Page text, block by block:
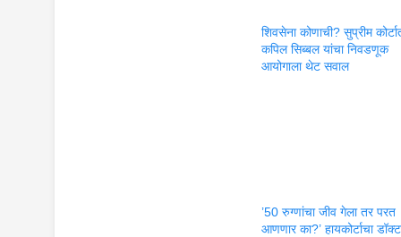
शिवसेना कोणाची? सुप्रीम
कपिल सिब्बल यांचा निवडणूक
आयोगाला थेट सवाल
’50 रुग्णांचा जीव गेला तर परत
आणणार का?’ हायकोर्टाचा